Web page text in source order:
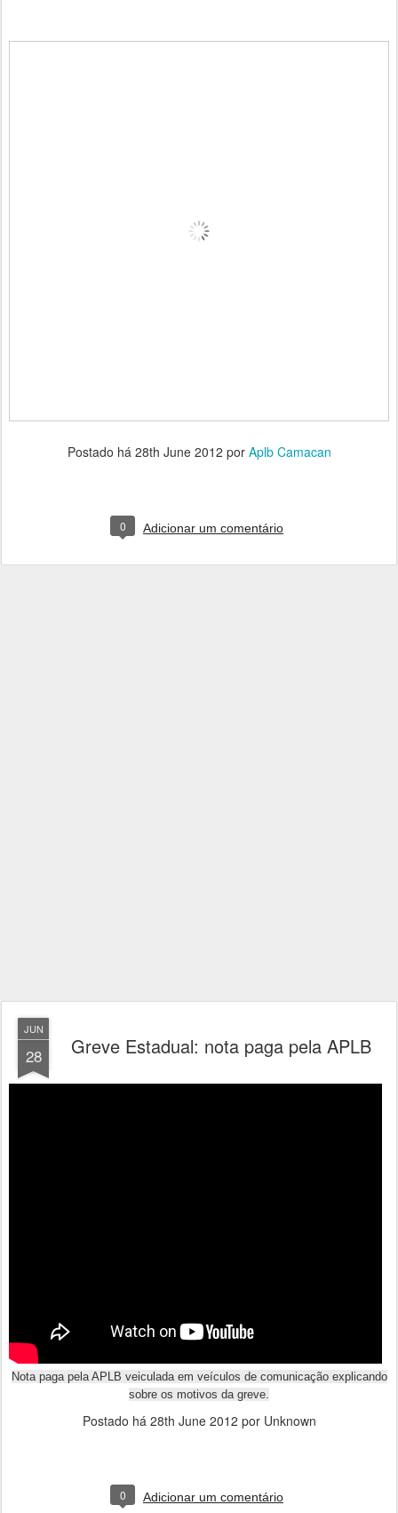
Postado há 28th June 2012 por Aplb Camacan
0 Adicionar um comentário
JUN
28 Greve Estadual: nota paga pela APLB
Nota paga pela APLB veiculada em veículos de comunicação explicando
sobre os motivos da greve.
Postado há 28th June 2012 por Unknown
0 Adicionar um comentário